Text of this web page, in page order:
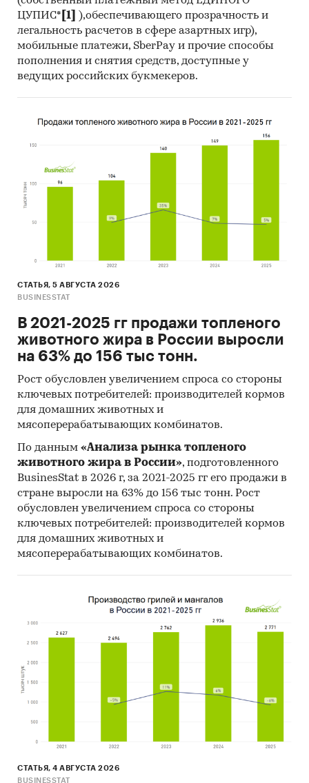
Commodity Trade Statistics, Industrial
Commodity Statistics, Food and Agriculture
Organization и др.).
Материалы Международного Валютного
Фонда (International Monetary Fund).
Материалы ВТО (World Trade Organization).
Материалы Организации экономического
сотрудничества и развития (Organization for
Economic Cooperation and Development).
Материалы International Trade Centre.
Результаты исследований DISCOVERY
Объем и структура выборки
Процедура контент-анализа документов не
предполагает расчета объема выборочной
совокупности. Обработке и анализу подлежат
все доступные исследователю документы.
Категории: Потребительские
товары / FMCG / Продукты питания
Промышленность / ... / Производство
парфюмерных и косметических средств /
Производство косметических средств
Россия
ЦУПИС* [1]
),обеспечивающего прозрачность и
легальность расчетов в сфере азартных игр),
мобильные платежи, SberPay и прочие способы
пополнения и снятия средств, доступные у
ведущих российских букмекеров.
СТАТЬЯ, 5 АВГУСТА 2026
BUSINESSTAT
В 2021-2025 гг продажи топленого
животного жира в России выросли
на 63% до 156 тыс тонн.
Рост обусловлен увеличением спроса со стороны
ключевых потребителей: производителей кормов
для домашних животных и
мясоперерабатывающих комбинатов.
По данным «Анализа рынка топленого
животного жира в России», подготовленного
BusinesStat в 2026 г, за 2021-2025 гг его продажи в
стране выросли на 63% до 156 тыс тонн. Рост
обусловлен увеличением спроса со стороны
ключевых потребителей: производителей кормов
для домашних животных и
мясоперерабатывающих комбинатов.
СТАТЬЯ, 4 АВГУСТА 2026
BUSINESSTAT